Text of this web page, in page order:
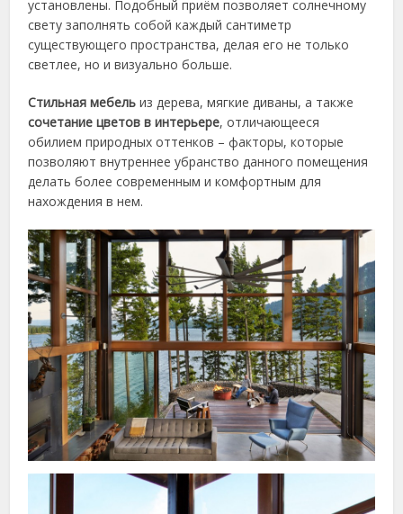
установлены. Подобный приём позволяет солнечному
свету заполнять собой каждый сантиметр
существующего пространства, делая его не только
светлее, но и визуально больше.
Стильная мебель из дерева, мягкие диваны, а также
сочетание цветов в интерьере, отличающееся
обилием природных оттенков – факторы, которые
позволяют внутреннее убранство данного помещения
делать более современным и комфортным для
нахождения в нем.